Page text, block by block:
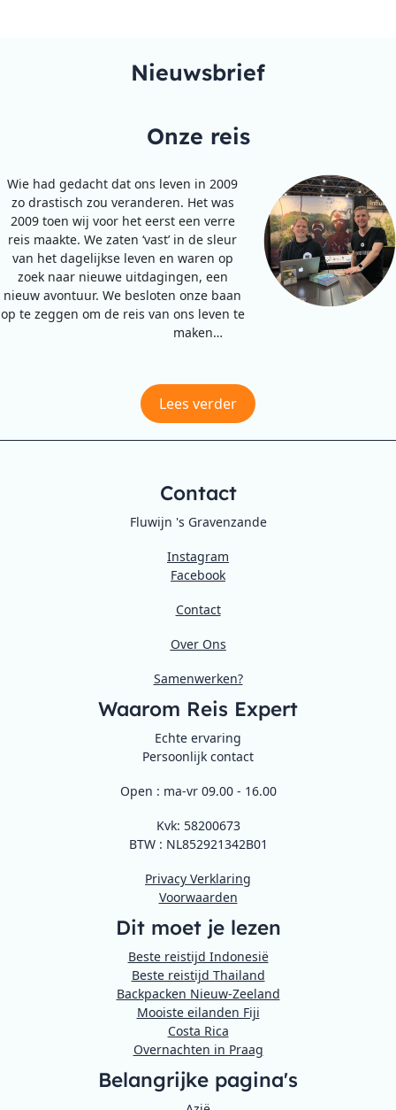
Nieuwsbrief
Onze reis
Wie had gedacht dat ons leven in 2009
zo drastisch zou veranderen. Het was
2009 toen wij voor het eerst een verre
reis maakte. We zaten ‘vast’ in de sleur
van het dagelijkse leven en waren op
zoek naar nieuwe uitdagingen, een
nieuw avontuur. We besloten onze baan
op te zeggen om de reis van ons leven te
maken…
Lees verder
Contact
Fluwijn 's Gravenzande
Instagram
Facebook
Contact
Over Ons
Samenwerken?
Waarom Reis Expert
Echte ervaring
Persoonlijk contact
Open : ma-vr 09.00 - 16.00
Kvk: 58200673
BTW : NL852921342B01
Privacy Verklaring
Voorwaarden
Dit moet je lezen
Beste reistijd Indonesië
Beste reistijd Thailand
Backpacken Nieuw-Zeeland
Mooiste eilanden Fiji
Costa Rica
Overnachten in Praag
Belangrijke pagina's